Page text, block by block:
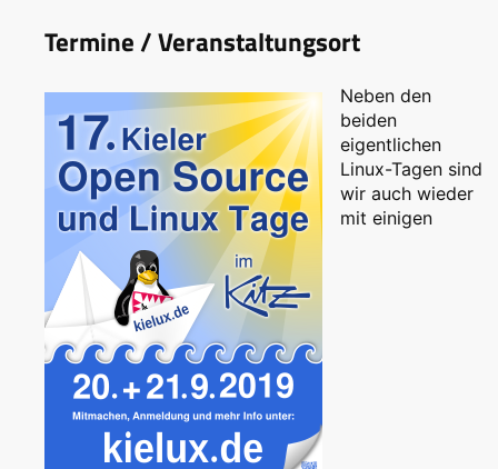
Termine / Veranstaltungsort
Neben den
beiden
eigentlichen
Linux-Tagen sind
wir auch wieder
mit einigen